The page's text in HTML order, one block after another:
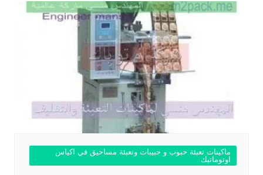
ماكينات تعبئة حبوب و حبيبات وتعبئة مساحيق في اكياس
اوتوماتيك